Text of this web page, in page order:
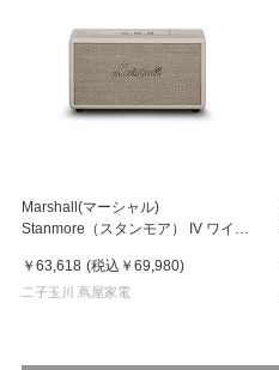
Marshall(マーシャル)
Stanmore（スタンモア） IV ワイヤ
￥63,618 (税込 ￥69,980)
二子玉川 蔦屋家電